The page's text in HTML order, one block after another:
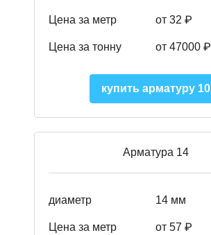
Цена за метр от 32 ₽
Цена за тонну от 47000 ₽
купить арматуру 10
Арматура 14
диаметр 14 мм
Цена за метр от 57 ₽